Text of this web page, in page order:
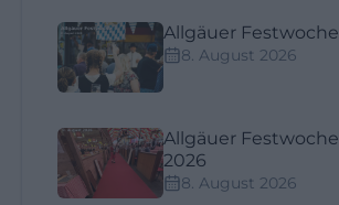
Allgäuer Festwoche
8. August 2026
Allgäuer Festwoche
2026
8. August 2026